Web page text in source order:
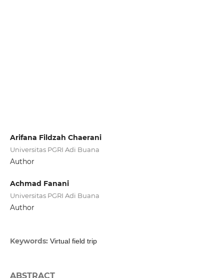
Arifana Fildzah Chaerani
Universitas PGRI Adi Buana
Author
Achmad Fanani
Universitas PGRI Adi Buana
Author
Keywords: Virtual field trip
ABSTRACT